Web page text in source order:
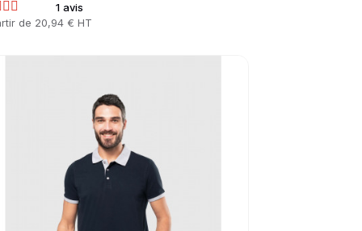
1 avis
de 20,94 € HT